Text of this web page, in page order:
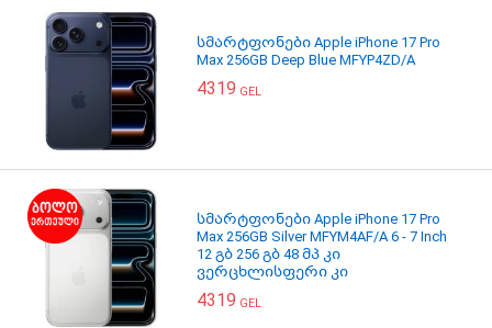
სმარტფონები Apple iPhone 17 Pro
Max 256GB Deep Blue MFYP4ZD/A
4319 GEL
სმარტფონები Apple iPhone 17 Pro
Max 256GB Silver MFYM4AF/A 6 - 7 Inch
12 გბ 256 გბ 48 მპ კი
ვერცხლისფერი კი
4319 GEL